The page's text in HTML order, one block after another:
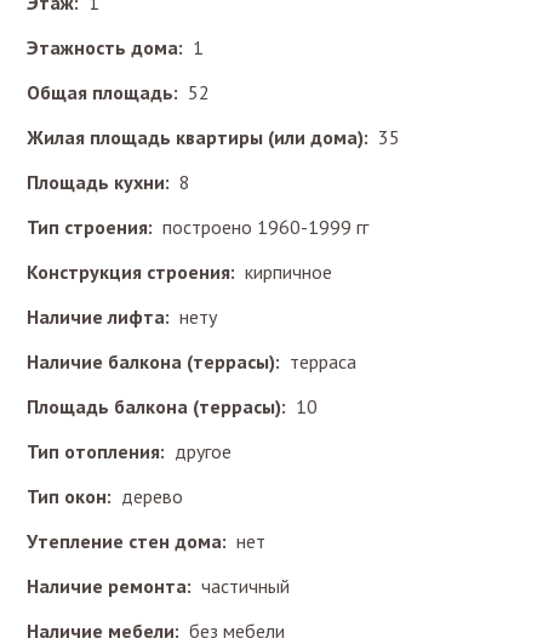
Этажность дома: 1
Общая площадь: 52
Жилая площадь квартиры (или дома): 35
Площадь кухни: 8
Тип строения: построено 1960-1999 гг
Конструкция строения: кирпичное
Наличие лифта: нету
Наличие балкона (террасы): терраса
Площадь балкона (террасы): 10
Тип отопления: другое
Тип окон: дерево
Утепление стен дома: нет
Наличие ремонта: частичный
Наличие мебели: без мебели